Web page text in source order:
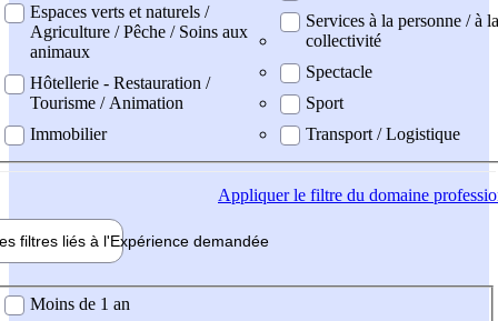
Espaces verts et naturels /
Agriculture / Pêche / Soins aux
animaux
Hôtellerie - Restauration /
Tourisme / Animation
Immobilier
Services à la personne / à la
collectivité
Spectacle
Sport
Transport / Logistique
Appliquerle filtre du domaine
filtres liés à l'Expérience demandée
demandée
Moins de 1 an